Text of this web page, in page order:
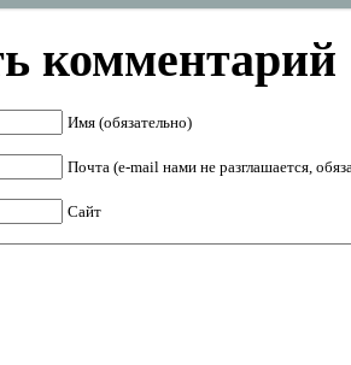
комментарий
Имя (обязательно)
Почта (e-mail нами не разглашается,
Сайт